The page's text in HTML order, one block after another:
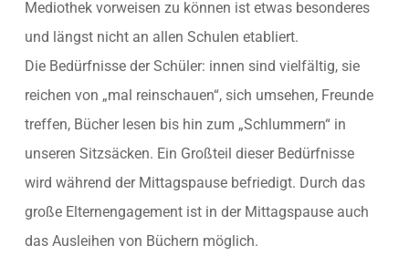
Mediothek vorweisen zu können ist etwas besonderes
und längst nicht an allen Schulen etabliert.
Die Bedürfnisse der Schüler: innen sind vielfältig, sie
reichen von „mal reinschauen“, sich umsehen, Freunde
treffen, Bücher lesen bis hin zum „Schlummern“ in
unseren Sitzsäcken. Ein Großteil dieser Bedürfnisse
wird während der Mittagspause befriedigt. Durch das
große Elternengagement ist in der Mittagspause auch
das Ausleihen von Büchern möglich.